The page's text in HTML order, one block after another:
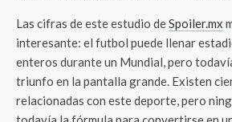
Las cifras de este estudio deSpoiler.mx
interesante: el futbol puede llenar
enteros durante un Mundial, pero
triunfo en la pantalla grande. Existen
relacionadas con este deporte, pero